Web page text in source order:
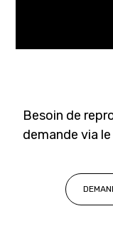
Besoin de
demande via